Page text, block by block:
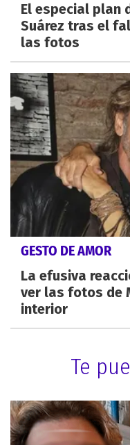
El especial plan
Suárez tras el
las fotos
GESTO DE AMOR
La efusiva
ver las fotos de
interior
Te